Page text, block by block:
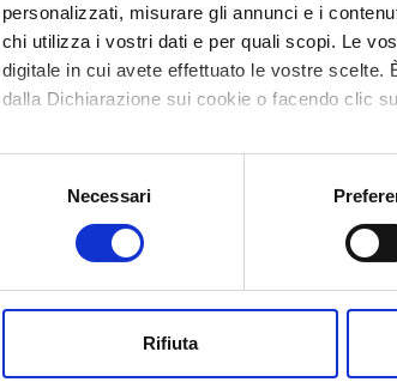
personalizzati, misurare gli annunci e i
chi utilizza i vostri dati e per quali scopi. Le
digitale in cui avete effettuato le vostre
dalla Dichiarazione sui cookie o facendo clic
Con il tuo consenso, vorremmo anche:
raccogliere informazioni sulla tua
digitali).
modificare o ritirare il tuo consenso in
Necessari
Rifiuta